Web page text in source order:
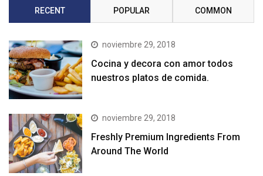
RECENT POPULAR COMMON
noviembre 29, 2018
Cocina y decora con amor todos
nuestros platos de comida.
noviembre 29, 2018
Freshly Premium Ingredients From
Around The World